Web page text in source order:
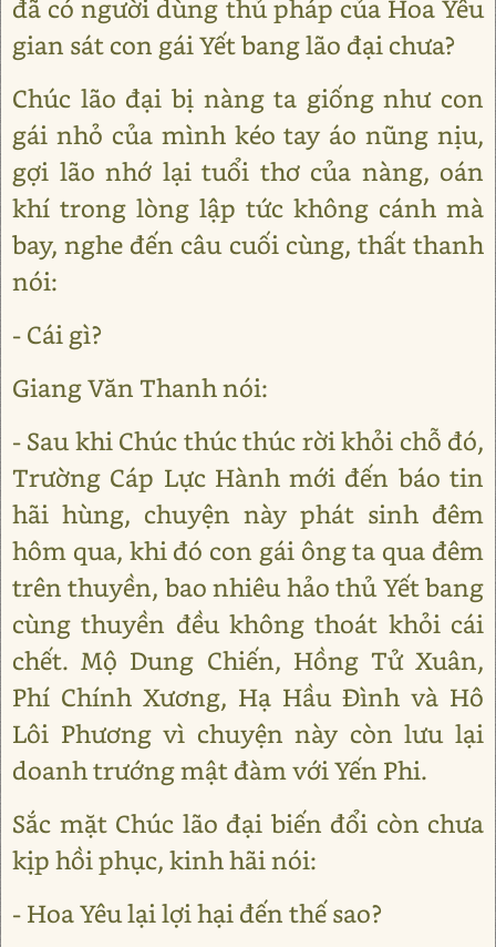
đã có người dùng thủ pháp của Hoa Yêu
gian sát con gái Yết bang lão đại chưa?
Chúc lão đại bị nàng ta giống như con
gái nhỏ của mình kéo tay áo nũng nịu,
gợi lão nhớ lại tuổi thơ của nàng, oán
khí trong lòng lập tức không cánh mà
bay, nghe đến câu cuối cùng, thất thanh
nói:
- Cái gì?
Giang Văn Thanh nói:
- Sau khi Chúc thúc thúc rời khỏi chỗ đó,
Trường Cáp Lực Hành mới đến báo tin
hãi hùng, chuyện này phát sinh đêm
hôm qua, khi đó con gái ông ta qua đêm
trên thuyền, bao nhiêu hảo thủ Yết bang
cùng thuyền đều không thoát khỏi cái
chết. Mộ Dung Chiến, Hồng Tử Xuân,
Phí Chính Xương, Hạ Hầu Đình và Hô
Lôi Phương vì chuyện này còn lưu lại
doanh trướng mật đàm với Yến Phi.
Sắc mặt Chúc lão đại biến đổi còn chưa
kịp hồi phục, kinh hãi nói:
- Hoa Yêu lại lợi hại đến thế sao?